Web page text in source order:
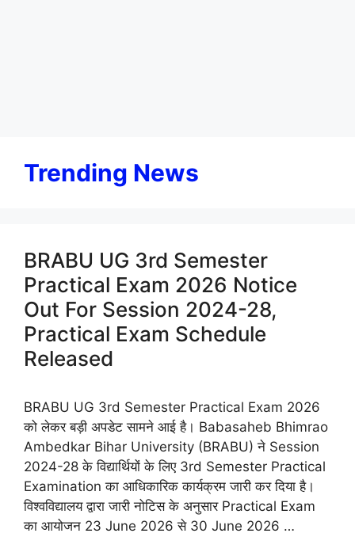
Trending News
BRABU UG 3rd Semester
Practical Exam 2026 Notice
Out For Session 2024-28,
Practical Exam Schedule
Released
BRABU UG 3rd Semester Practical Exam 2026
को लेकर बड़ी अपडेट सामने आई है। Babasaheb Bhimrao
Ambedkar Bihar University (BRABU) ने Session
2024-28 के विद्यार्थियों के लिए 3rd Semester Practical
Examination का आधिकारिक कार्यक्रम जारी कर दिया है।
विश्वविद्यालय द्वारा जारी नोटिस के अनुसार Practical Exam
का आयोजन 23 June 2026 से 30 June 2026 …